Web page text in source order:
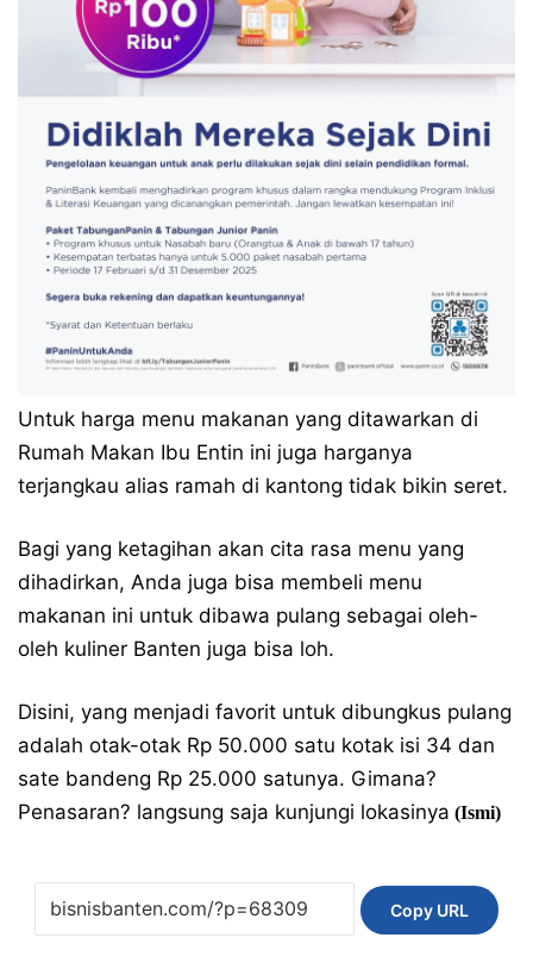
Untuk harga menu makanan yang ditawarkan di
Rumah Makan Ibu Entin ini juga harganya
terjangkau alias ramah di kantong tidak bikin seret.
Bagi yang ketagihan akan cita rasa menu yang
dihadirkan, Anda juga bisa membeli menu
makanan ini untuk dibawa pulang sebagai oleh-
oleh kuliner Banten juga bisa loh.
Disini, yang menjadi favorit untuk dibungkus pulang
adalah otak-otak Rp 50.000 satu kotak isi 34 dan
sate bandeng Rp 25.000 satunya. Gimana?
Penasaran? langsung saja kunjungi lokasinya (Ismi)
Copy URL